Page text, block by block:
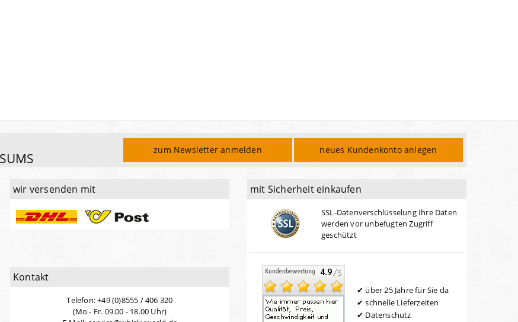
zum Newsletter anmelden neues Kundenkonto anlegen
wir versenden mit
Kontakt
Telefon: +49 (0)8555 / 406 320
(Mo - Fr. 09.00 - 18.00 Uhr)
mit Sicherheit einkaufen
SSL-Datenverschlüsselung Ihre Daten
werden vor unbefugten Zugriff
geschützt
über 25 Jahre für Sie da
schnelle Lieferzeiten
Datenschutz